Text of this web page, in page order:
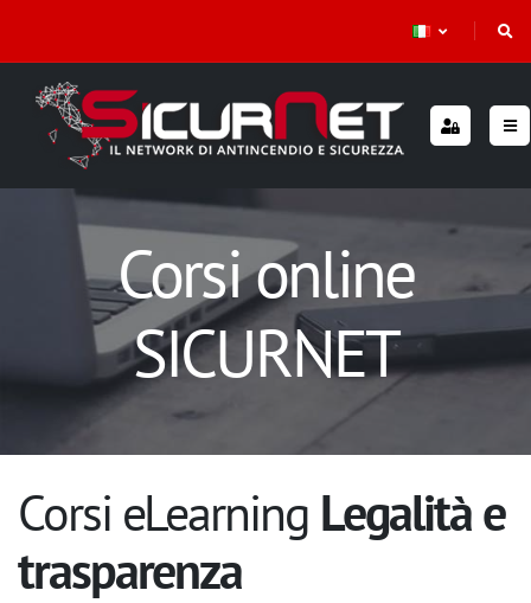
Corsi online
SICURNET
Corsi eLearning Legalità e
trasparenza